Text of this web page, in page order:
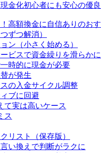
金化初心者にも安心の優
高額換金に自信ありのお
ずつ解消）
ン（小さく始める）
ビスで資金繰りを滑らかに
時的に現金が必要
が発生
の入金サイクル調整
ブに回避
て実は高いケース
ス
リスト（保存版）
い換えで判断がラクに